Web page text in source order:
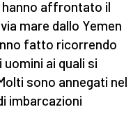
hanno affrontato il
mare dallo Yemen
fatto ricorrendo
ai quali si
sono annegati nel
imbarcazioni